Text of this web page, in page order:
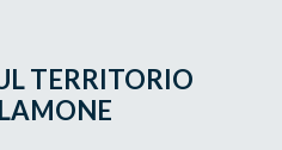
TERRITORIO